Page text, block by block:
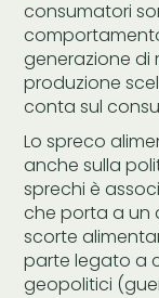
consumatori
generazione di
produzione
conta sul
Lo spreco
anche sulla
sprechi è
che porta a un
scorte
parte legato a
geopolitici